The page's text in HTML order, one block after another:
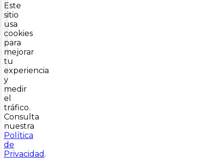
Este
sitio
usa
cookies
para
mejorar
tu
experiencia
y
medir
el
tráfico.
Consulta
nuestra
Política
de
Privacidad .